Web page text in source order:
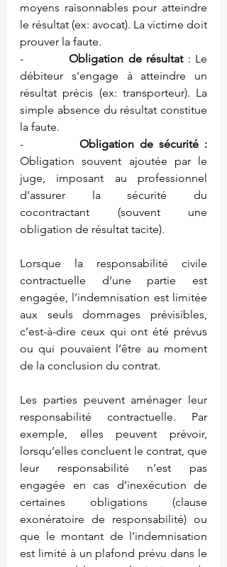
moyens raisonnables pour atteindre
le résultat (ex: avocat). La victime doit
prouver la faute.
- Obligation de résultat : Le
débiteur s'engage à atteindre un
résultat précis (ex: transporteur). La
simple absence du résultat constitue
la faute.
- Obligation de sécurité :
Obligation souvent ajoutée par le
juge, imposant au professionnel
d'assurer la sécurité du
cocontractant (souvent une
obligation de résultat tacite).
Lorsque la responsabilité civile
contractuelle d’une partie est
engagée, l’indemnisation est limitée
aux seuls dommages prévisibles,
c’est-à-dire ceux qui ont été prévus
ou qui pouvaient l’être au moment
de la conclusion du contrat.
Les parties peuvent aménager leur
responsabilité contractuelle. Par
exemple, elles peuvent prévoir,
lorsqu’elles concluent le contrat, que
leur responsabilité n’est pas
engagée en cas d’inexécution de
certaines obligations (clause
exonératoire de responsabilité) ou
que le montant de l’indemnisation
est limité à un plafond prévu dans le